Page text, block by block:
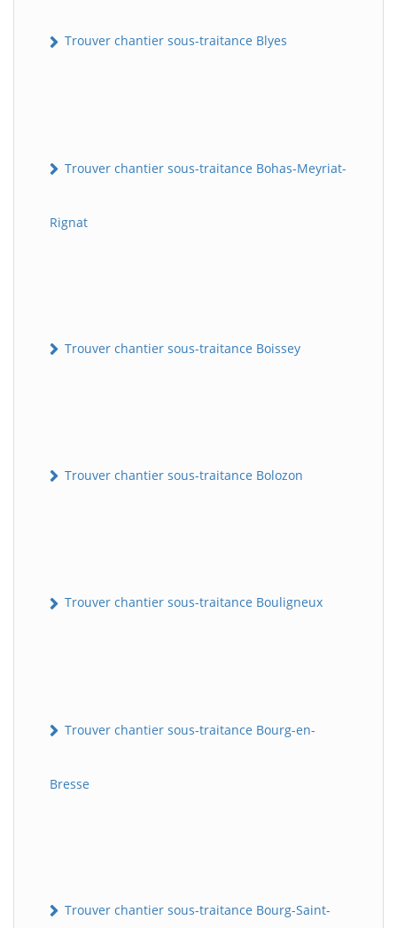
Trouver chantier sous-traitance Blyes
Trouver chantier sous-traitance Bohas-Meyriat-
Rignat
Trouver chantier sous-traitance Boissey
Trouver chantier sous-traitance Bolozon
Trouver chantier sous-traitance Bouligneux
Trouver chantier sous-traitance Bourg-en-
Bresse
Trouver chantier sous-traitance Bourg-Saint-